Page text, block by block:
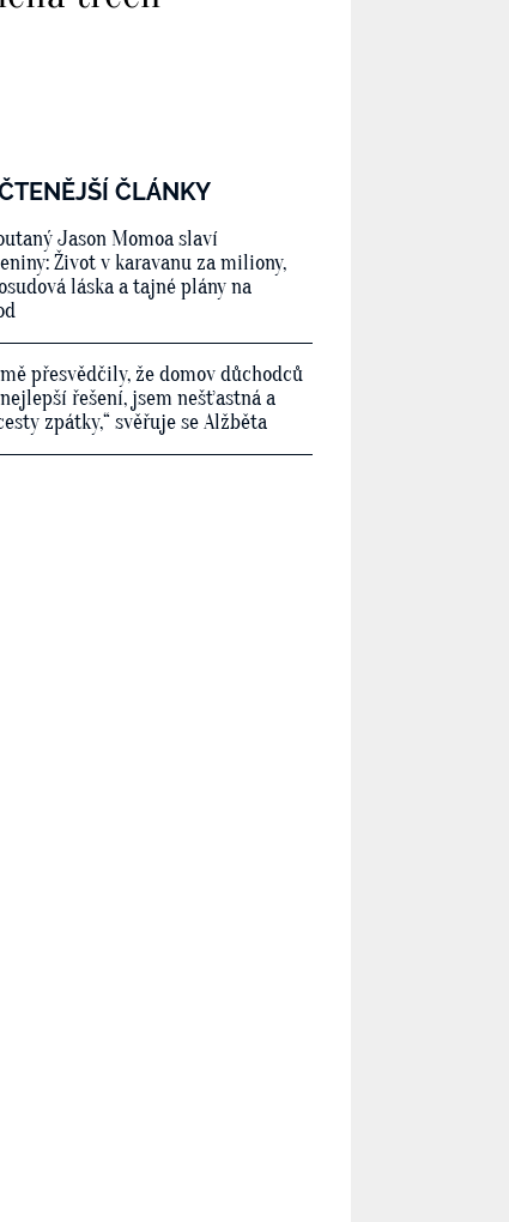
ČLÁNKY
Jason Momoa slaví
Život v karavanu za miliony,
láska a tajné plány na
přesvědčily, že domov důchodců
řešení, jsem nešťastná a
zpátky,“ svěřuje se Alžběta